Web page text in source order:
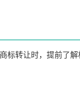
标转让时，提前了